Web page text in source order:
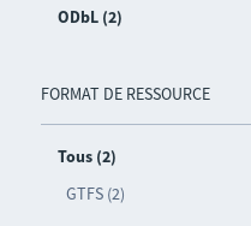
ODbL (2)
FORMAT DE RESSOURCE
Tous (2)
GTFS (2)